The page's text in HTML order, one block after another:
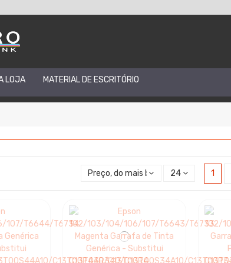
LOJA MATERIAL DE ESCRITÓRIO
Preço, do mais baixo ao mais alto
24 1